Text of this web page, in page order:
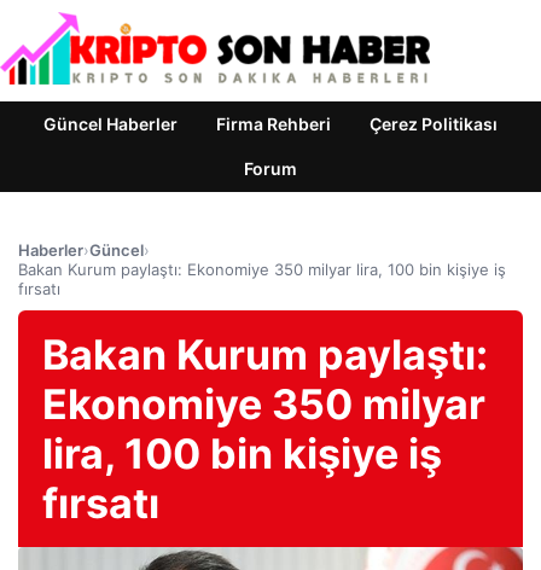
Güncel Haberler Firma Rehberi Çerez Politikası
Forum
Haberler›Güncel›
Bakan Kurum paylaştı: Ekonomiye 350 milyar lira, 100 bin kişiye iş
fırsatı
Bakan Kurum paylaştı:
Ekonomiye 350 milyar
lira, 100 bin kişiye iş
fırsatı